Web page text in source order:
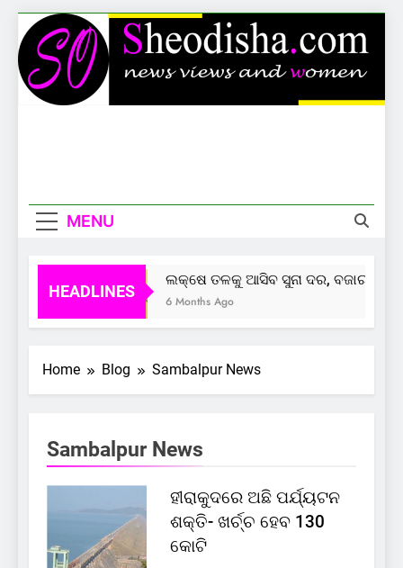
Skip
to
content
MENU
HEADLINES
ଲକ୍ଷେ ତଳକୁ ଆସିବ ସୁନା ଦର, ବଜାର
6 Months Ago
Home Blog Sambalpur News
Sambalpur News
ହୀରାକୁଦରେ ଅଛି ପର୍ଯ୍ୟଟନ
ଶକ୍ତି- ଖର୍ଚ୍ଚ ହେବ 130
କୋଟି